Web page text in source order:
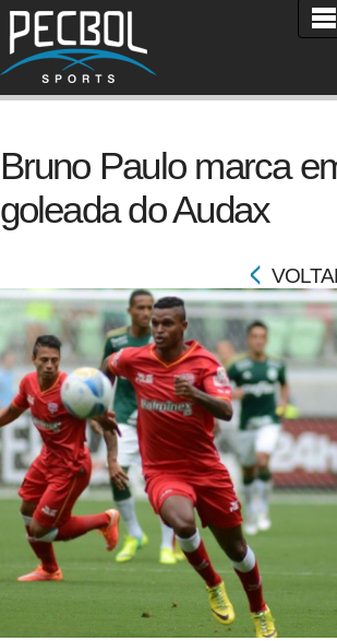
Bruno Paulo marca
goleada do Audax